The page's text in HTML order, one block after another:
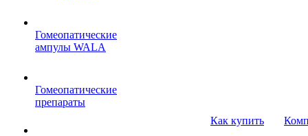
Гомеопатические
ампулы WALA
Гомеопатические
препараты
Как купить